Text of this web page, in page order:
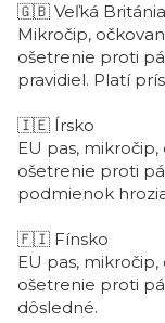
🇬🇧Veľká Británia
Mikročip,
ošetrenie proti
pravidiel. Platí
🇮🇪Írsko
EU pas,
ošetrenie proti
podmienok
🇫🇮Fínsko
EU pas,
ošetrenie proti
dôsledné.